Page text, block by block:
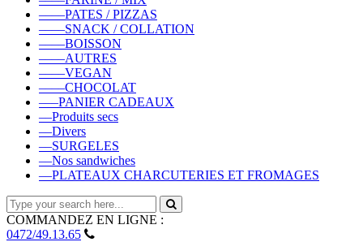
––––PATES / PIZZAS
––––SNACK / COLLATION
––––BOISSON
––––AUTRES
––––VEGAN
––––CHOCOLAT
–––PANIER CADEAUX
––Produits secs
––Divers
––SURGELES
––Nos sandwiches
––PLATEAUX CHARCUTERIES ET FROMAGES
COMMANDEZ EN LIGNE :
0472/49.13.65